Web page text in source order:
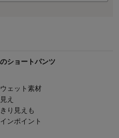
ショートパンツ
ェット素材
え
り見えも
ンポイント